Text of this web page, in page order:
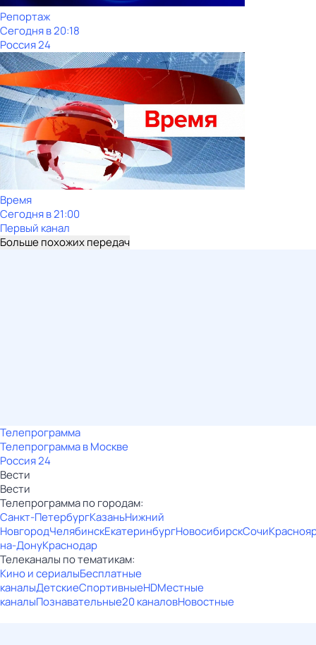
Репортаж
Сегодня в 20:18
Россия 24
Время
Сегодня в 21:00
Первый канал
Больше похожих передач
Телепрограмма
Телепрограмма в Москве
Россия 24
Вести
Вести
Телепрограмма по городам:
Санкт-ПетербургКазаньНижний
НовгородЧелябинскЕкатеринбургНовосибирскСочи
на-ДонуКраснодар
Телеканалы по тематикам:
Кино и сериалыБесплатные
каналыДетскиеСпортивныеHDМестные
каналыПознавательные20 каналовНовостные